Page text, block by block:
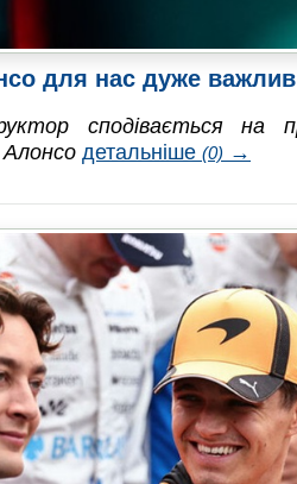
для нас дуже
сподівається на
Алонсо детальніше (0) →